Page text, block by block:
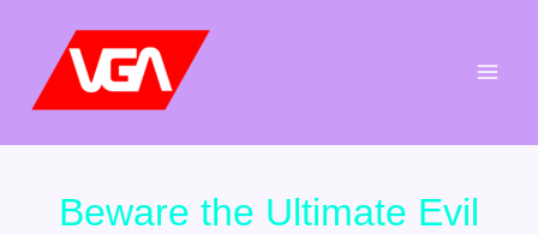
contenu
Beware the Ultimate Evil